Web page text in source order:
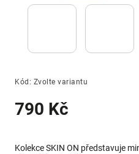
Kód: Zvolte variantu
790 Kč
Kolekce SKIN ON představuje